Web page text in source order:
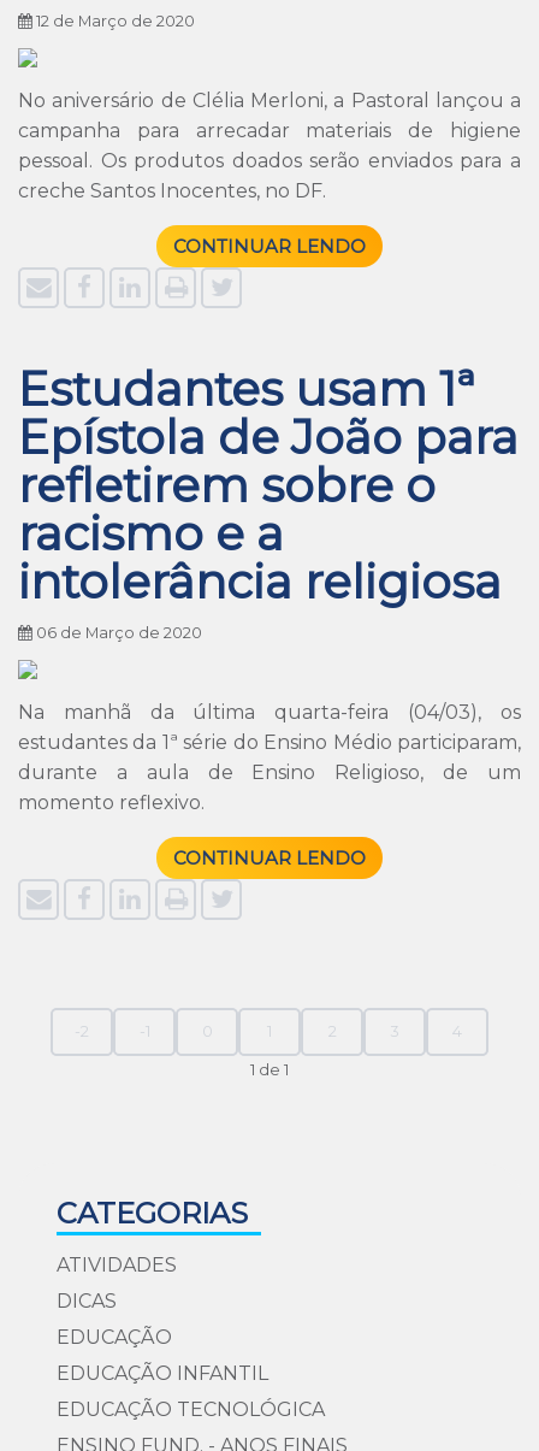
12 de Março de 2020
No aniversário de Clélia Merloni, a Pastoral lançou a
campanha para arrecadar materiais de higiene
pessoal. Os produtos doados serão enviados para a
creche Santos Inocentes, no DF.
CONTINUAR LENDO
Estudantes usam 1ª
Epístola de João para
refletirem sobre o
racismo e a
intolerância religiosa
06 de Março de 2020
Na manhã da última quarta-feira (04/03), os
estudantes da 1ª série do Ensino Médio participaram,
durante a aula de Ensino Religioso, de um
momento reflexivo.
CONTINUAR LENDO
-2 -1 0 1 2 3 4
1 de 1
CATEGORIAS
ATIVIDADES
DICAS
EDUCAÇÃO
EDUCAÇÃO INFANTIL
EDUCAÇÃO TECNOLÓGICA
ENSINO FUND. - ANOS FINAIS